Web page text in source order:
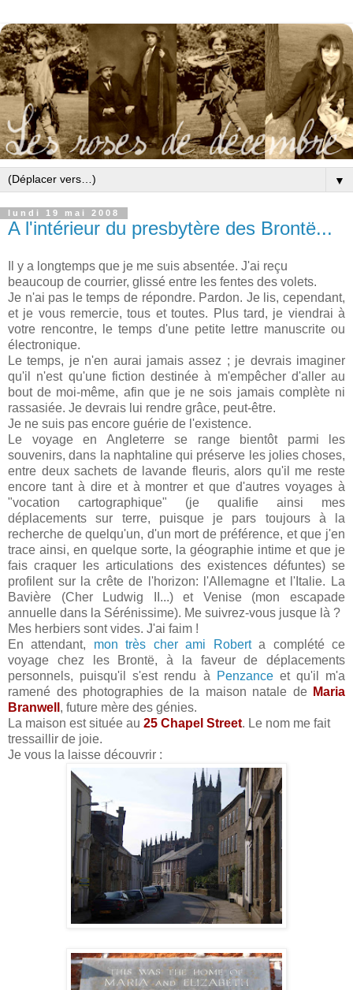
▼
lundi 19 mai 2008
A l'intérieur du presbytère des Brontë...
Il y a longtemps que je me suis absentée. J'ai reçu
beaucoup de courrier, glissé entre les fentes des volets.
Je n'ai pas le temps de répondre. Pardon. Je lis, cependant,
et je vous remercie, tous et toutes. Plus tard, je viendrai à
votre rencontre, le temps d'une petite lettre manuscrite ou
électronique.
Le temps, je n'en aurai jamais assez ; je devrais imaginer
qu'il n'est qu'une fiction destinée à m'empêcher d'aller au
bout de moi-même, afin que je ne sois jamais complète ni
rassasiée. Je devrais lui rendre grâce, peut-être.
Je ne suis pas encore guérie de l'existence.
Le voyage en Angleterre se range bientôt parmi les
souvenirs, dans la naphtaline qui préserve les jolies choses,
entre deux sachets de lavande fleuris, alors qu'il me reste
encore tant à dire et à montrer et que d'autres voyages à
"vocation cartographique" (je qualifie ainsi mes
déplacements sur terre, puisque je pars toujours à la
recherche de quelqu'un, d'un mort de préférence, et que j'en
trace ainsi, en quelque sorte, la géographie intime et que je
fais craquer les articulations des existences défuntes) se
profilent sur la crête de l'horizon: l'Allemagne et l'Italie. La
Bavière (Cher Ludwig II...) et Venise (mon escapade
annuelle dans la Sérénissime). Me suivrez-vous jusque là ?
Mes herbiers sont vides. J'ai faim !
En attendant, mon très cher ami Roberta complété ce
voyage chez les Brontë, à la faveur de déplacements
personnels, puisqu'il s'est rendu à
Penzanceet qu'il m'a
ramené des photographies de la maison natale de Maria
Branwell , future mère des génies.
La maison est située au 25 Chapel Street. Le nom me fait
tressaillir de joie.
Je vous la laisse découvrir :